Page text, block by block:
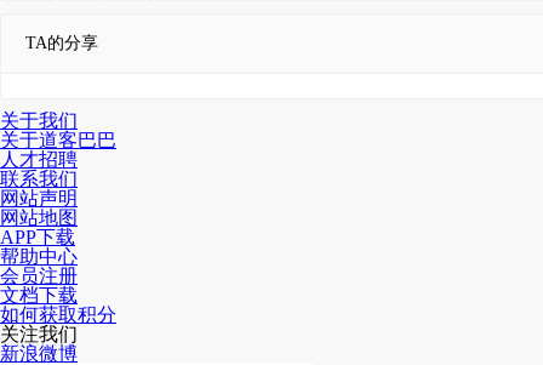
TA的分享
关于我们
关于道客巴巴
人才招聘
联系我们
网站声明
网站地图
APP下载
帮助中心
会员注册
文档下载
如何获取积分
关注我们
新浪微博